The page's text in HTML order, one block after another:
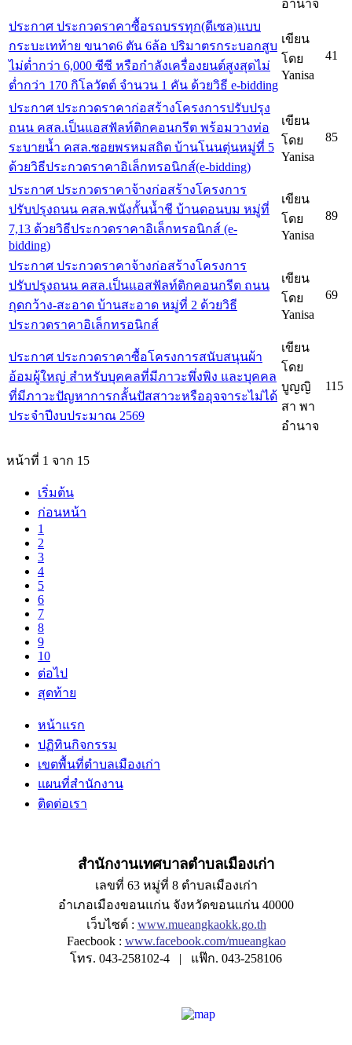
อำนาจ
ประกาศ ประกวดราคาซื้อรถบรรทุก(ดีเซล)แบบ
กระบะเทท้าย ขนาด6 ตัน 6ล้อ ปริมาตรกระบอกสูบ
ไม่ต่ำกว่า 6,000 ซีซี หรือกำลังเครื่องยนต์สูงสุดไม่
ต่ำกว่า 170 กิโลวัตต์ จำนวน 1 คัน ด้วยวิธี e-bidding
เขียน
โดย
Yanisa
41
ประกาศ ประกวดราคาก่อสร้างโครงการปรับปรุง
ถนน คสล.เป็นแอสฟัลท์ติกคอนกรีต พร้อมวางท่อ
ระบายน้ำ คสล.ซอยพรหมสถิต บ้านโนนตุ่นหมู่ที่ 5
ด้วยวิธีประกวดราคาอิเล็กทรอนิกส์(e-bidding)
เขียน
โดย
Yanisa
85
ประกาศ ประกวดราคาจ้างก่อสร้างโครงการ
ปรับปรุงถนน คสล.พนังกั้นน้ำชี บ้านดอนบม หมู่ที่
7,13 ด้วยวิธีประกวดราคาอิเล็กทรอนิกส์ (e-
bidding)
เขียน
โดย
Yanisa
89
ประกาศ ประกวดราคาจ้างก่อสร้างโครงการ
ปรับปรุงถนน คสล.เป็นแอสฟัลท์ติกคอนกรีต ถนน
กุดกว้าง-สะอาด บ้านสะอาด หมู่ที่ 2 ด้วยวิธี
ประกวดราคาอิเล็กทรอนิกส์
เขียน
โดย
Yanisa
69
ประกาศ ประกวดราคาซื้อโครงการสนับสนุนผ้า
อ้อมผู้ใหญ่ สำหรับบุคคลที่มีภาวะพึ่งพิง และบุคคล
ที่มีภาวะปัญหาการกลั้นปัสสาวะหรืออุจจาระไม่ได้
ประจำปีงบประมาณ 2569
เขียน
โดย
บูญญิ
สา พา
อำนาจ
115
หน้าที่ 1 จาก 15
เริ่มต้น
ก่อนหน้า
1
2
3
4
5
6
7
8
9
10
ต่อไป
สุดท้าย
หน้าแรก
ปฏิทินกิจกรรม
เขตพื้นที่ตำบลเมืองเก่า
แผนที่สำนักงาน
ติดต่อเรา
สำนักงานเทศบาลตำบลเมืองเก่า
เลขที่ 63 หมู่ที่ 8 ตำบลเมืองเก่า
อำเภอเมืองขอนแก่น จังหวัดขอนแก่น 40000
เว็บไซต์ : www.mueangkaokk.go.th
Faecbook : www.facebook.com/mueangkao
โทร. 043-258102-4 | แฟ๊ก. 043-258106